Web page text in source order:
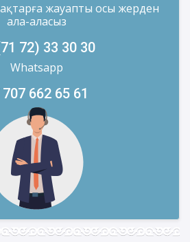
жауапты осы жерден
ала-аласыз
72) 33 30 30
Whatsapp
662 65 61